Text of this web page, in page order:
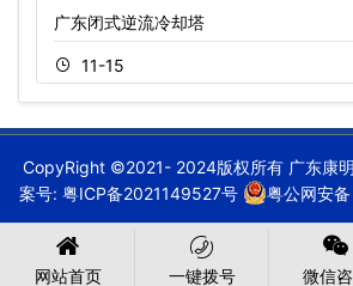
广东闭式逆流冷却塔
11-15
CopyRight ©2021- 2024版权所有 广东康
案号: 粤ICP备2021149527号 粤公网安
网站首页 一键拨号 微信